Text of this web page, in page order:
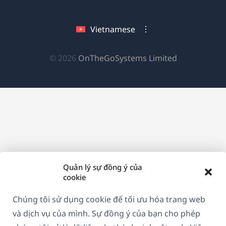
Quản lý sự đồng ý của
cookie
Chúng tôi sử dụng cookie để tối ưu hóa trang web
và dịch vụ của mình. Sự đồng ý của bạn cho phép
© 2026 OnTheGoSystems Limited(mở
cửa
Vietnamese
sổ
sổ
sổ